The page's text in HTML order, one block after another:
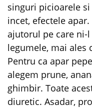
singuri picioarele si
incet, efectele
ajutorul pe care ni-
legumele, mai ales
Pentru ca apar
alegem prune,
ghimbir. Toate
diuretic. Asadar,